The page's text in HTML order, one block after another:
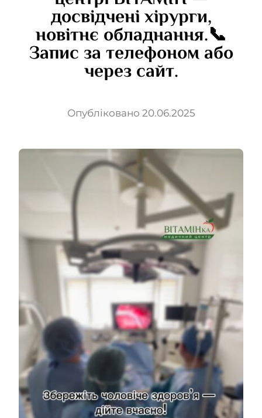
Contacts
EN
досвідчені хірурги,
новітнє обладнання.📞
Запис за телефоном або
через сайт.
Опубліковано 20.06.2025